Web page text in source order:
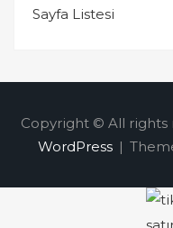
Sayfa Listesi
Copyright © All rights
WordPress |